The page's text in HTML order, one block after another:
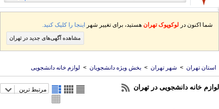
شما اکنون در لوکوپوک تهران هستید، برای تغییر شهر اینجا را کلیک کنید.
مشاهده آگهی‌های جدید در تهران
استان تهران > شهر تهران > بخش ویژه دانشجویان > لوازم خانه دانشجویی
لوازم خانه دانشجویی در تهران مرتبط ترین